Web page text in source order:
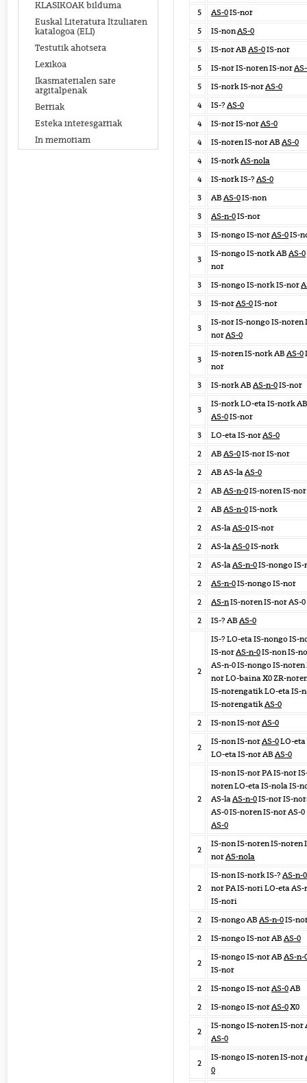
KLASIKOAK bilduma
Euskal Literatura Itzuliaren
katalogoa (ELI)
Testutik ahotsera
Lexikoa
Ikasmaterialen sare
argitalpenak
Berriak
Esteka interesgarriak
In memoriam
5
AS-0IS-nor
5
IS-nonAS-0
5
IS-nor AB AS-0IS-nor
5
IS-nor IS-noren IS-nor
5
IS-nork IS-norAS-0
4
IS-? AS-0
4
IS-nor IS-norAS-0
4
IS-noren IS-nor AB AS-0
4
IS-norkAS-nola
4
IS-nork IS-? AS-0
3
AB AS-0IS-non
3
AS-n-0IS-nor
3
IS-nongo IS-norAS-0IS-
3
IS-nongo IS-nork AB AS-0
nor
3
IS-nongo IS-nork IS-nor
3
IS-norAS-0IS-nor
3
IS-nor IS-nongo IS-noren
norAS-0
3
IS-noren IS-nork AB AS-0
nor
3
IS-nork AB AS-n-0IS-nor
3
IS-nork LO-eta IS-nork AB
AS-0IS-nor
3
LO-eta IS-norAS-0
2
AB AS-0IS-nor IS-nor
2
AB AS-laAS-0
2
AB AS-n-0IS-noren IS-nor
2
AB AS-n-0IS-nork
2
AS-laAS-0IS-nor
2
AS-laAS-0IS-nork
2
AS-laAS-n-0IS-nongo IS-
2
AS-n-0IS-nongo IS-nor
2
AS-nIS-noren IS-nor AS-0
2
IS-? AB AS-0
2
IS-? LO-eta IS-nongo IS-
IS-norAS-n-0IS-non IS-
AS-n-0 IS-nongo IS-noren
nor LO-baina X0 ZR-
IS-norengatik LO-eta IS-
IS-norengatikAS-0
2
IS-non IS-norAS-0
2
IS-non IS-norAS-0LO-eta
LO-eta IS-nor AB AS-0
2
IS-non IS-nor PA IS-nor
noren LO-eta IS-nola IS-
AS-laAS-n-0IS-nor IS-
AS-0 IS-noren IS-nor AS-0
AS-0
2
IS-non IS-noren IS-noren
norAS-nola
2
IS-non IS-nork IS-? AS-n-0
nor PA IS-nori LO-eta AS-
IS-nori
2
IS-nongo AB AS-n-0IS-
2
IS-nongo IS-nor AB AS-0
2
IS-nongo IS-nor AB AS-n-
IS-nor
2
IS-nongo IS-norAS-0AB
2
IS-nongo IS-norAS-0X0
2
IS-nongo IS-noren IS-nor
AS-0
2
IS-nongo IS-noren IS-nor
0